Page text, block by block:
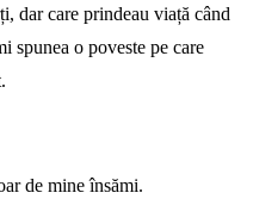
dar care prindeau viață când
spunea o poveste pe care
de mine însămi.